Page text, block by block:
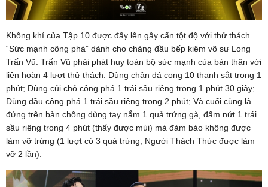
Không khí của Tập 10 được đẩy lên gây cấn tột độ với thử thách
“Sức mạnh công phá” dành cho chàng đầu bếp kiêm võ sư Long
Trấn Vũ. Trấn Vũ phải phát huy toàn bộ sức mạnh của bản thân với
liên hoàn 4 lượt thử thách: Dùng chân đá cong 10 thanh sắt trong 1
phút; Dùng củi chỏ công phá 1 trái sầu riêng trong 1 phút 30 giây;
Dùng đầu công phá 1 trái sầu riêng trong 2 phút; Và cuối cùng là
đứng trên bàn chông dùng tay nắm 1 quả trứng gà, đấm nứt 1 trái
sầu riêng trong 4 phút (thấy được múi) mà đảm bảo không được
làm vỡ trứng (1 lượt có 3 quả trứng, Người Thách Thức được làm
vỡ 2 lần).